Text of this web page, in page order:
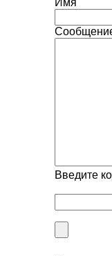
Имя
Введите